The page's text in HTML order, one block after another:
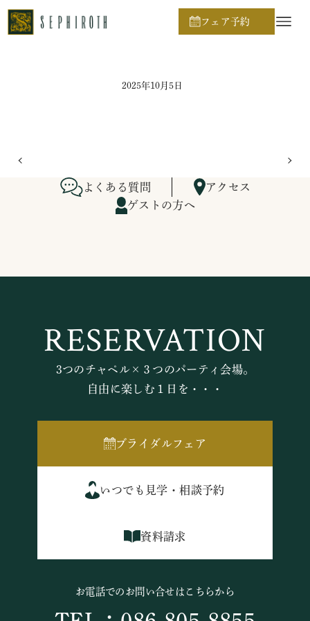
フェア予約
ホーム
2025年10月5日
よくある質問
アクセス
ゲストの方へ
RESERVATION
3つのチャペル×３つのパーティ会場。
自由に楽しむ１日を・・・
ブライダルフェア
いつでも見学・相談予約
資料請求
お電話でのお問い合せはこちらから